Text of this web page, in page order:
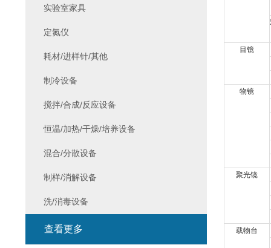
目镜
物镜
聚光镜
载物台
实验室家具
定氮仪
耗材/进样针/其他
制冷设备
搅拌/合成/反应设备
恒温/加热/干燥/培养设备
混合/分散设备
制样/消解设备
洗/消毒设备
查看更多